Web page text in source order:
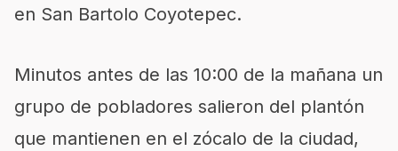
en San Bartolo Coyotepec.
Minutos antes de las 10:00 de la mañana un
grupo de pobladores salieron del plantón
que mantienen en el zócalo de la ciudad,